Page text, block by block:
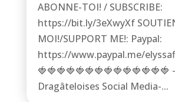
ABONNE-TOI! / SUBSCRIBE:
https://bit.ly/3eXwyXf
MOI!/SUPPORT ME!: Paypal:
https://www.paypal.me/
🍓🍓🍓🍓🍓🍓🍓🍓🍓🍓🍓🍓🍓🍓 -
Dragâteloises Social Media-...